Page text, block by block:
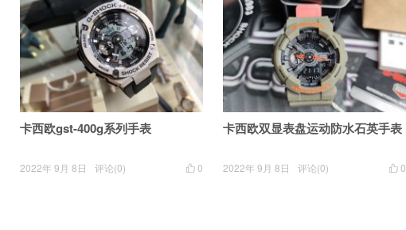
卡西欧gst-400g系列手表
 0
2022年 9月 8日 评论(0)
卡西欧双显表盘运动防水石英手表
 0
2022年 9月 8日 评论(0)